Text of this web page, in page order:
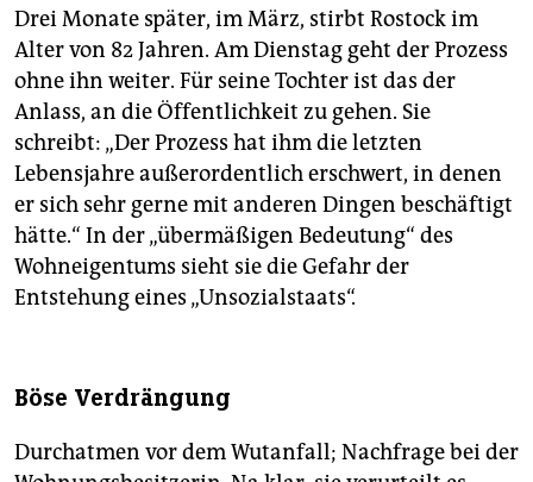
Drei Monate später, im März, stirbt Rostock im
Alter von 82 Jahren. Am Dienstag geht der Prozess
ohne ihn weiter. Für seine Tochter ist das der
Anlass, an die Öffentlichkeit zu gehen. Sie
schreibt: „Der Prozess hat ihm die letzten
Lebensjahre außerordentlich erschwert, in denen
er sich sehr gerne mit anderen Dingen beschäftigt
hätte.“ In der „übermäßigen Bedeutung“ des
Wohneigentums sieht sie die Gefahr der
Entstehung eines „Unsozialstaats“.
Böse Verdrängung
Durchatmen vor dem Wutanfall; Nachfrage bei der